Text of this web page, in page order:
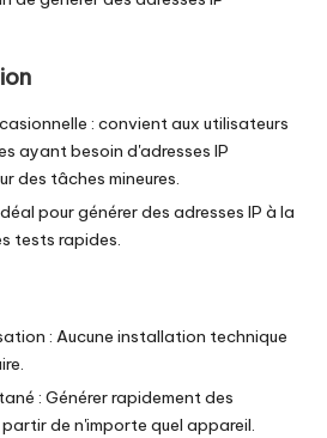
: convient aux utilisateurs
ayant besoin d'adresses IP
des tâches mineures.
pour générer des adresses IP à la
tests rapides.
: Aucune installation technique
: Générer rapidement des
partir de n'importe quel appareil.